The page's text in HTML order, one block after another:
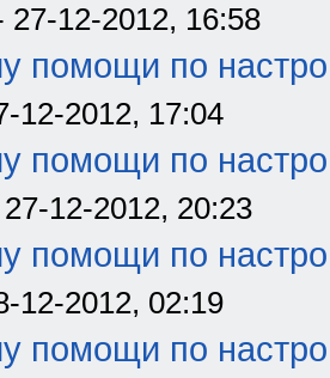
27-12-2012, 16:58
помощи по
12-2012, 17:04
помощи по
12-2012, 20:23
помощи по
12-2012, 02:19
помощи по